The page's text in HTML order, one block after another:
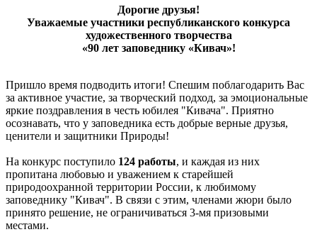
Дорогие друзья!
Уважаемые участники республиканского конкурса
художественного творчества
«90 лет заповеднику «Кивач»!
Пришло время подводить итоги! Спешим поблагодарить Вас
за активное участие, за творческий подход, за эмоциональные
яркие поздравления в честь юбилея "Кивача". Приятно
осознавать, что у заповедника есть добрые верные друзья,
ценители и защитники Природы!
На конкурс поступило 124 работы, и каждая из них
пропитана любовью и уважением к старейшей
природоохранной территории России, к любимому
заповеднику "Кивач". В связи с этим, членами жюри было
принято решение, не ограничиваться 3-мя призовыми
местами.